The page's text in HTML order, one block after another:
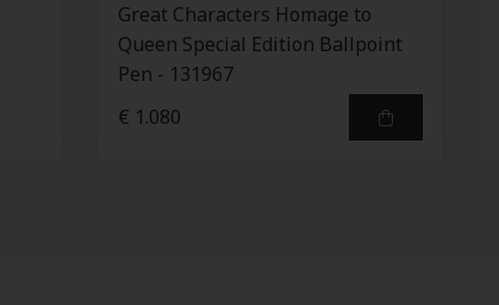
Great Characters Homage to
Queen Special Edition Ballpoint
Pen - 131967
€ 1.080